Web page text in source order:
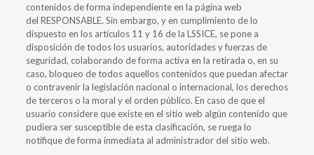
contenidos de forma independiente en la página web
del RESPONSABLE. Sin embargo, y en cumplimiento de lo
dispuesto en los artículos 11 y 16 de la LSSICE, se pone a
disposición de todos los usuarios, autoridades y fuerzas de
seguridad, colaborando de forma activa en la retirada o, en su
caso, bloqueo de todos aquellos contenidos que puedan afectar
o contravenir la legislación nacional o internacional, los derechos
de terceros o la moral y el orden público. En caso de que el
usuario considere que existe en el sitio web algún contenido que
pudiera ser susceptible de esta clasificación, se ruega lo
notifique de forma inmediata al administrador del sitio web.